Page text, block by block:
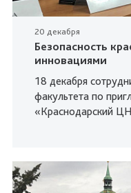
20 декабря
Безопасность
инновациями
18 декабря
факультета по
«Краснодарский